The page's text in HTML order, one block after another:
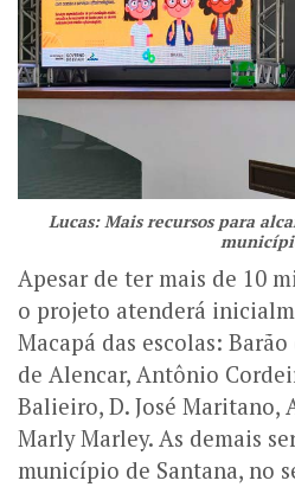
Lucas: Mais recursos para
Apesar de ter mais de 10
o projeto atenderá
Macapá das escolas:
de Alencar, Antônio
Balieiro, D. José Maritano,
Marly Marley. As demais
município de Santana, no